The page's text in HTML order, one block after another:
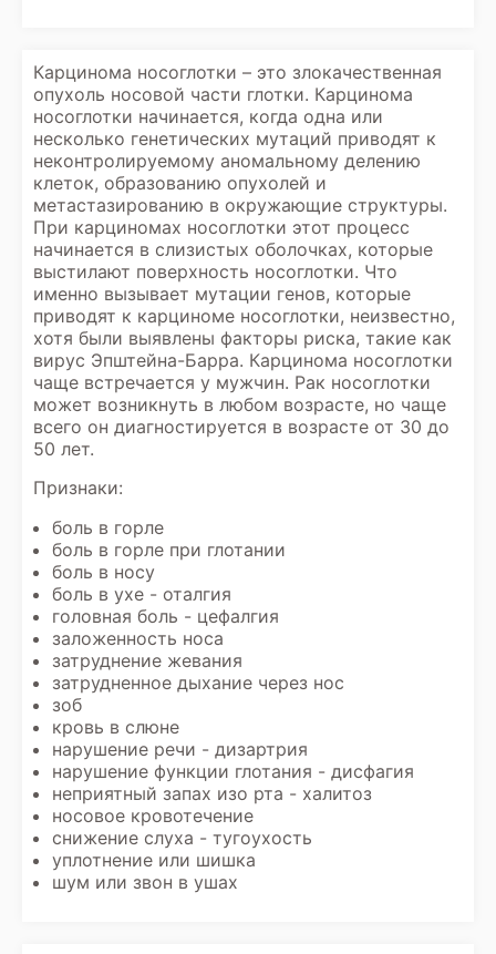
Карцинома носоглотки – это злокачественная
опухоль носовой части глотки. Карцинома
носоглотки начинается, когда одна или
несколько генетических мутаций приводят к
неконтролируемому аномальному делению
клеток, образованию опухолей и
метастазированию в окружающие структуры.
При карциномах носоглотки этот процесс
начинается в слизистых оболочках, которые
выстилают поверхность носоглотки. Что
именно вызывает мутации генов, которые
приводят к карциноме носоглотки, неизвестно,
хотя были выявлены факторы риска, такие как
вирус Эпштейна-Барра. Карцинома носоглотки
чаще встречается у мужчин. Рак носоглотки
может возникнуть в любом возрасте, но чаще
всего он диагностируется в возрасте от 30 до
50 лет.
Признаки:
боль в горле
боль в горле при глотании
боль в носу
боль в ухе - оталгия
головная боль - цефалгия
заложенность носа
затруднение жевания
затрудненное дыхание через нос
зоб
кровь в слюне
нарушение речи - дизартрия
нарушение функции глотания - дисфагия
неприятный запах изо рта - халитоз
носовое кровотечение
снижение слуха - тугоухость
уплотнение или шишка
шум или звон в ушах